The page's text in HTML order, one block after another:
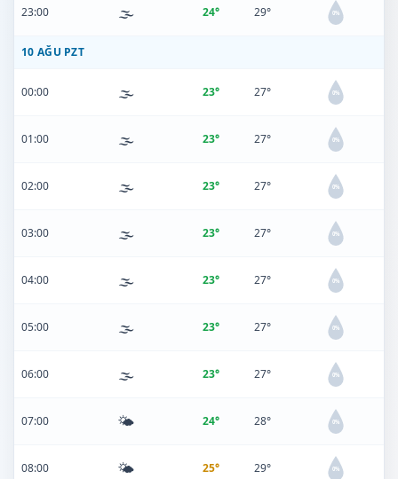
23:00 🌫️ 24° 29° 0%
10 AĞU PZT
00:00 🌫️ 23° 27° 0%
01:00 🌫️ 23° 27° 0%
02:00 🌫️ 23° 27° 0%
03:00 🌫️ 23° 27° 0%
04:00 🌫️ 23° 27° 0%
05:00 🌫️ 23° 27° 0%
06:00 🌫️ 23° 27° 0%
07:00 🌤️ 24° 28° 0%
08:00 🌤️ 25° 29° 0%